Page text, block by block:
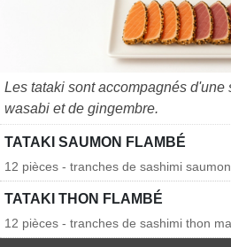
Les tataki sont accompagnés d'une
wasabi et de gingembre.
TATAKI SAUMON FLAMBÉ
12 pièces - tranches de sashimi
TATAKI THON FLAMBÉ
12 pièces - tranches de sashimi thon